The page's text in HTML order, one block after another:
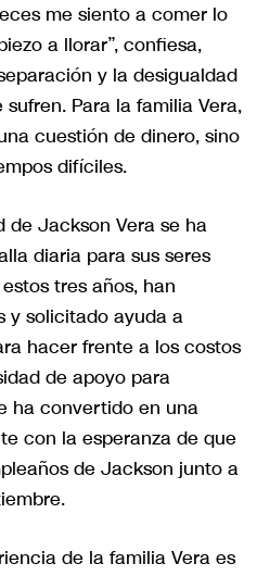
me siento a comer lo
a llorar”, confiesa,
y la desigualdad
Para la familia Vera,
cuestión de dinero, sino
difíciles.
de Jackson Vera se ha
diaria para sus seres
tres años, han
y solicitado ayuda a
hacer frente a los costos
de apoyo para
ha convertido en una
con la esperanza de que
de Jackson junto a
de la familia Vera es